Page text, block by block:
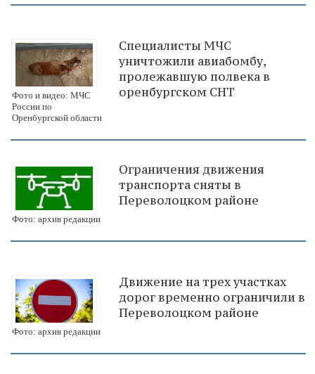
Фото и видео: МЧС
России по
Оренбургской области
Специалисты МЧС
уничтожили авиабомбу,
пролежавшую полвека в
оренбургском СНТ
Фото: архив редакции
Ограничения движения
транспорта сняты в
Переволоцком районе
Фото: архив редакции
Движение на трех участках
дорог временно ограничили в
Переволоцком районе